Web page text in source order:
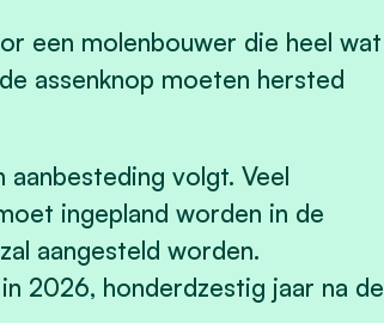
een molenbouwer die heel wat
assenknop moeten hersted
volgt. Veel
ingepland worden in de
aangesteld worden.
2026, honderdzestig jaar na de